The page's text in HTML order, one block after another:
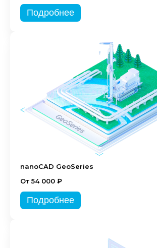
Подробнее
nanoCAD GeoSeries
От 54 000 ₽
Подробнее